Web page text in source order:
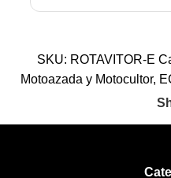
SKU: ROTAVITOR-E
Motoazada y Motocultor,